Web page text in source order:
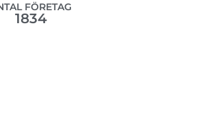
FÖRETAG
1834